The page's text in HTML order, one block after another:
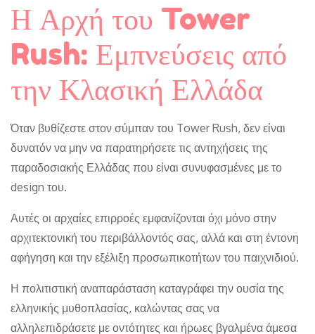
Η Αρχή του Tower
Rush: Εμπνεύσεις από
την Κλασική Ελλάδα
Όταν βυθίζεστε στον σύμπαν του Tower Rush, δεν είναι
δυνατόν να μην να παρατηρήσετε τις αντηχήσεις της
παραδοσιακής Ελλάδας που είναι συνυφασμένες με το
design του.
Αυτές οι αρχαίες επιρροές εμφανίζονται όχι μόνο στην
αρχιτεκτονική του περιβάλλοντός σας, αλλά και στη έντονη
αφήγηση και την εξέλιξη προσωπικοτήτων του παιχνιδιού.
Η πολιτιστική αναπαράσταση καταγράφει την ουσία της
ελληνικής μυθοπλασίας, καλώντας σας να
αλληλεπιδράσετε με οντότητες και ήρωες βγαλμένα άμεσα